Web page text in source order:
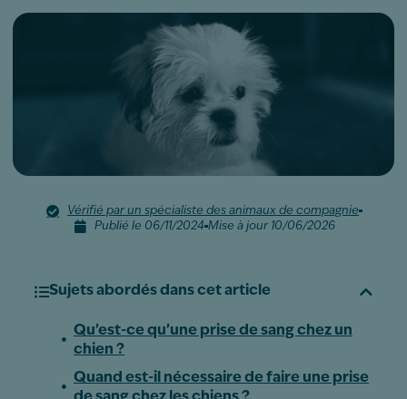
Vérifié par un spécialiste des animaux de compagnie
Publié le 06/11/2024 Mise à jour 10/06/2026
Sujets abordés dans cet article
Qu’est-ce qu’une prise de sang chez un
chien ?
Quand est-il nécessaire de faire une prise